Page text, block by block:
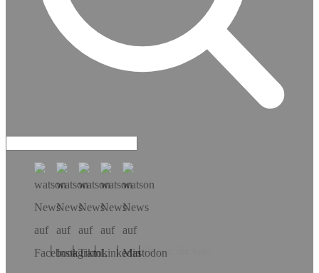
Hol dir die App!